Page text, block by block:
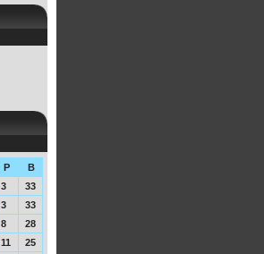
P
B
3
33
3
33
8
28
11 25